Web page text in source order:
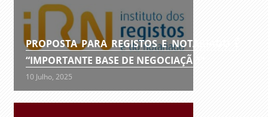
PROPOSTA PARA REGISTOS E NOTARIADO É
“IMPORTANTE BASE DE NEGOCIAÇÃO”
10 Julho, 2025